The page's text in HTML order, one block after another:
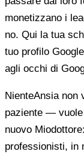
monetizzano i
no. Qui la tua
tuo profilo
agli occhi di
NienteAnsia non
paziente — vuole
nuovo
professionisti, in